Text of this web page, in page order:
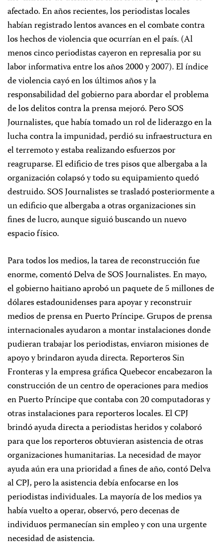
afectado. En años recientes, los periodistas locales
habían registrado lentos avances en el combate contra
los hechos de violencia que ocurrían en el país. (Al
menos cinco periodistas cayeron en represalia por su
labor informativa entre los años 2000 y 2007). El índice
de violencia cayó en los últimos años y la
responsabilidad del gobierno para abordar el problema
de los delitos contra la prensa mejoró. Pero SOS
Journalistes, que había tomado un rol de liderazgo en la
lucha contra la impunidad, perdió su infraestructura en
el terremoto y estaba realizando esfuerzos por
reagruparse. El edificio de tres pisos que albergaba a la
organización colapsó y todo su equipamiento quedó
destruido. SOS Journalistes se trasladó posteriormente a
un edificio que albergaba a otras organizaciones sin
fines de lucro, aunque siguió buscando un nuevo
espacio físico.
Para todos los medios, la tarea de reconstrucción fue
enorme, comentó Delva de SOS Journalistes. En mayo,
el gobierno haitiano aprobó un paquete de 5 millones de
dólares estadounidenses para apoyar y reconstruir
medios de prensa en Puerto Príncipe. Grupos de prensa
internacionales ayudaron a montar instalaciones donde
pudieran trabajar los periodistas, enviaron misiones de
apoyo y brindaron ayuda directa. Reporteros Sin
Fronteras y la empresa gráfica Quebecor encabezaron la
construcción de un centro de operaciones para medios
en Puerto Príncipe que contaba con 20 computadoras y
otras instalaciones para reporteros locales. El CPJ
brindó ayuda directa a periodistas heridos y colaboró
para que los reporteros obtuvieran asistencia de otras
organizaciones humanitarias. La necesidad de mayor
ayuda aún era una prioridad a fines de año, contó Delva
al CPJ, pero la asistencia debía enfocarse en los
periodistas individuales. La mayoría de los medios ya
había vuelto a operar, observó, pero decenas de
individuos permanecían sin empleo y con una urgente
necesidad de asistencia.